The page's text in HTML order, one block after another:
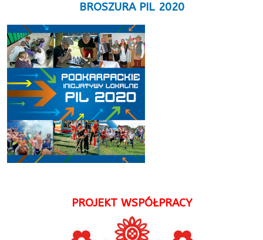
BROSZURA PIL 2020
PROJEKT WSPÓŁPRACY